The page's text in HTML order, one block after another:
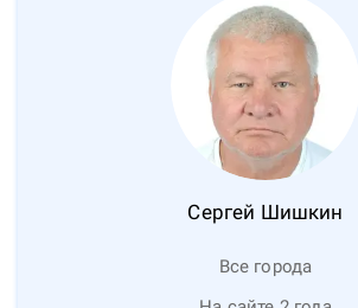
Сергей Шишкин
Все города